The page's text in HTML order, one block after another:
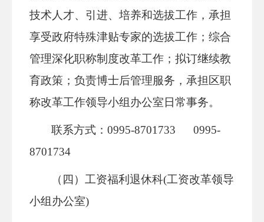
技术人才、引进、培养和选拔工作，承担
享受政府特殊津贴专家的选拔工作；综合
管理深化职称制度改革工作；拟订继续教
育政策；负责博士后管理服务，承担区职
称改革工作领导小组办公室日常事务。
联系方式：0995-8701733 0995-
8701734
（四）工资福利退休科(工资改革领导
小组办公室)